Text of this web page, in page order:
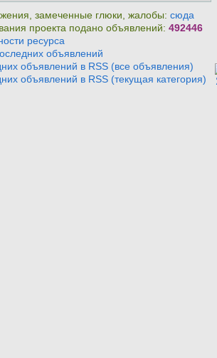
замеченные глюки, жалобы:сюда
проекта подано объявлений:492446
ресурса
объявлений
объявлений в RSS (все объявления)
объявлений в RSS (текущая категория)